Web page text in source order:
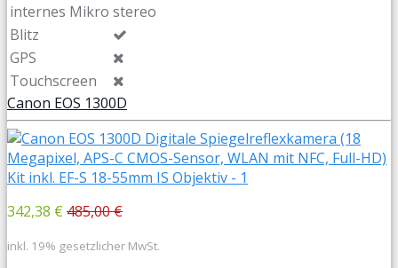
internes Mikro stereo
Blitz
GPS
Touchscreen
Canon EOS 1300D
342,38 € 485,00 €
inkl. 19% gesetzlicher MwSt.